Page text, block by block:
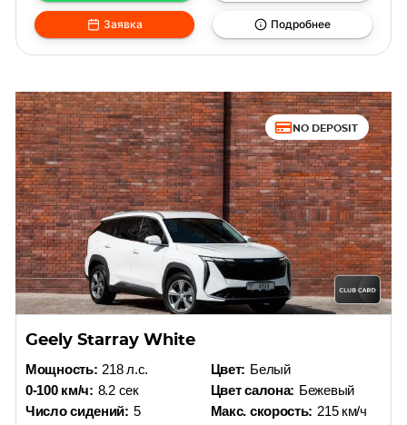
Заявка Подробнее
NO DEPOSIT
Geely Starray White
Мощность: 218 л.с.
0-100 км/ч: 8.2 сек
Число сидений: 5
Цвет: Белый
Цвет салона: Бежевый
Макс. скорость: 215 км/ч